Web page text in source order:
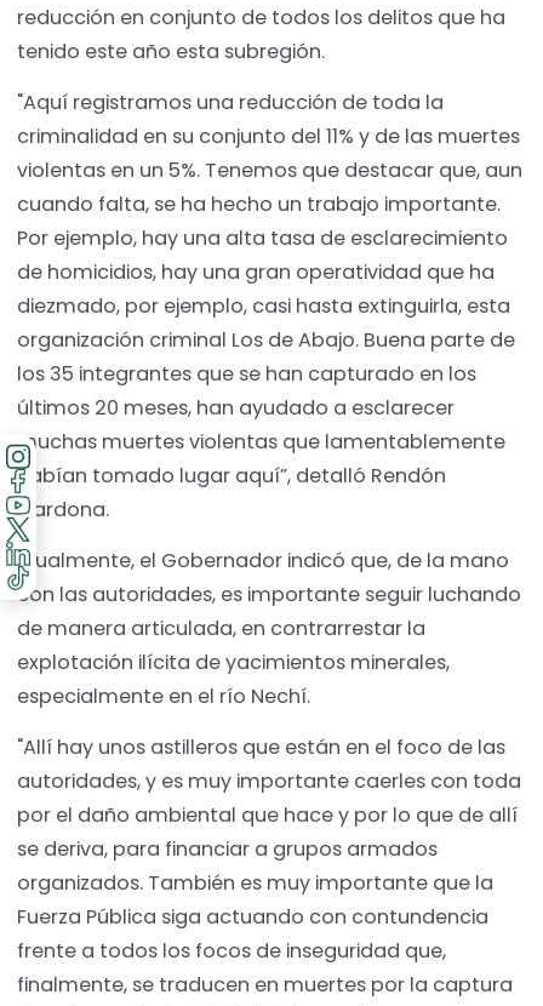
reducción en conjunto de todos los delitos que ha
tenido este año esta subregión.
"Aquí registramos una reducción de toda la
criminalidad en su conjunto del 11% y de las muertes
violentas en un 5%. Tenemos que destacar que, aun
cuando falta, se ha hecho un trabajo importante.
Por ejemplo, hay una alta tasa de esclarecimiento
de homicidios, hay una gran operatividad que ha
diezmado, por ejemplo, casi hasta extinguirla, esta
organización criminal Los de Abajo. Buena parte de
los 35 integrantes que se han capturado en los
últimos 20 meses, han ayudado a esclarecer
muchas muertes violentas que lamentablemente
habían tomado lugar aquí”, detalló Rendón
Cardona.
Igualmente, el Gobernador indicó que, de la mano
con las autoridades, es importante seguir luchando
de manera articulada, en contrarrestar la
explotación ilícita de yacimientos minerales,
especialmente en el río Nechí.
"Allí hay unos astilleros que están en el foco de las
autoridades, y es muy importante caerles con toda
por el daño ambiental que hace y por lo que de allí
se deriva, para financiar a grupos armados
organizados. También es muy importante que la
Fuerza Pública siga actuando con contundencia
frente a todos los focos de inseguridad que,
finalmente, se traducen en muertes por la captura